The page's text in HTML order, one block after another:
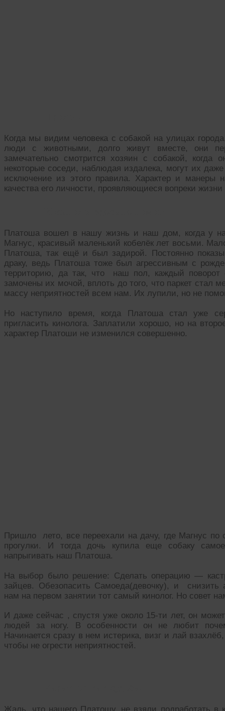
Когда мы видим человека с собакой на улицах
люди с животными, долго живут вместе, они
замечательно смотрится хозяин с собакой, когда
некоторые соседи, наблюдая издалека, могут их
исключение из этого правила. Характер и манеры
качества его личности, проявляющиеся вопреки
Платоша вошел в нашу жизнь и наш дом, когда у
Магнус, красивый маленький кобелёк лет восьми.
Платоша, так ещё и был задирой. Постоянно
драку, ведь Платоша тоже был агрессивным с
территорию, да так, что наш пол, каждый поворот
замочены их мочой, вплоть до того, что паркет стал
массу неприятностей всем нам. Их лупили, но не
Но наступило время, когда Платоша стал уже
пригласить кинолога. Заплатили хорошо, но на
характер Платоши не изменился совершенно.
Пришло лето, все переехали на дачу, где Магнус по
прогулки. И тогда дочь купила еще собаку
напрыгивать наш Платоша.
На выбор было решение: Сделать операцию —
зайцев. Обезопасить Самоеда(девочку), и снизить
нам на первом занятии тот самый кинолог. Но совет
И даже сейчас , спустя уже около 15-ти лет, он
людей за ногу. В особенности он не любит
Начинается сразу в нем истерика, визг и лай
чтобы не огрести неприятностей.